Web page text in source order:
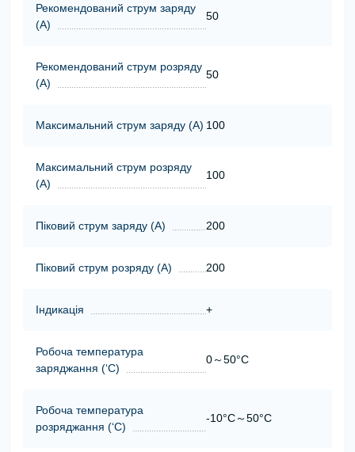
Рекомендований струм заряду
(А)
50
Рекомендований струм розряду
(А)
50
Максимальний струм заряду (А) 100
Максимальний струм розряду
(А)
100
Піковий струм заряду (А) 200
Піковий струм розряду (А) 200
Індикація +
Робоча температура
заряджання (‘С)
0～50°C
Робоча температура
розряджання (‘С)
-10°C～50°C